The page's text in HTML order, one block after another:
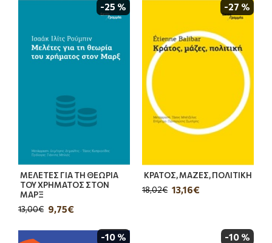
-25 %
ΜΕΛΕΤΕΣ ΓΙΑ ΤΗ ΘΕΩΡΙΑ
ΤΟΥ ΧΡΗΜΑΤΟΣ ΣΤΟΝ
ΜΑΡΞ
9,75€
13,00€
-27 %
ΚΡΑΤΟΣ, ΜΑΖΕΣ, ΠΟΛΙΤΙΚΗ
13,16€
18,02€
-10 % -10 %